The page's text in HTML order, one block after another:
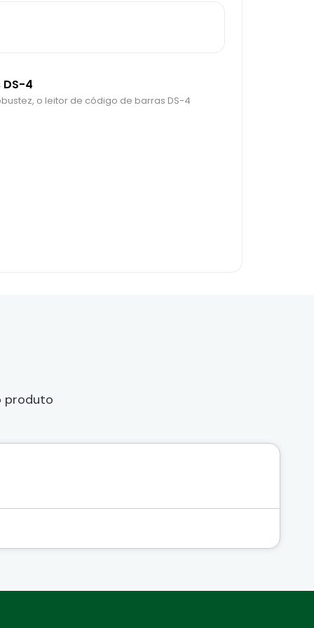
4
o leitor de código de barras DS-4
produto